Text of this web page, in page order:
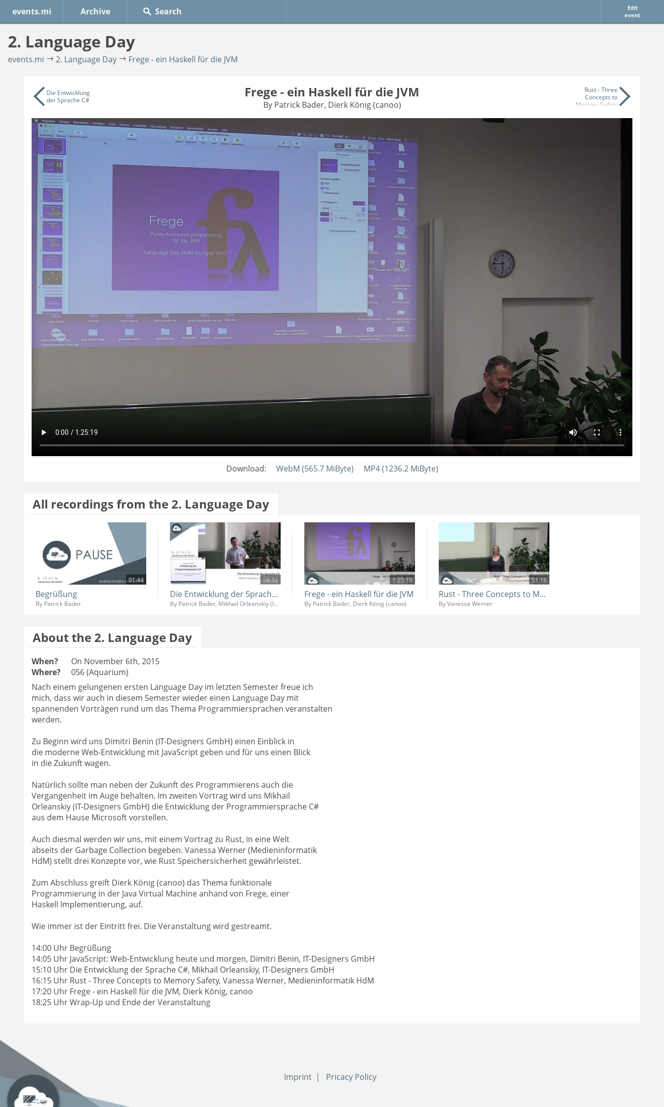
events.mi Archive
Edit
event
2. Language Day
events.mi 2. Language Day Frege - ein Haskell für die JVM
Frege - ein Haskell für die JVM
By Patrick Bader, Dierk König (canoo)
Download: WebM (565.7 MiByte) MP4 (1236.2 MiByte)
Die Entwicklung
der Sprache C#
Rust - Three
Concepts to
Memory Safety
All recordings from the 2. Language Day
01:44
Begrüßung
By Patrick Bader
58:32
Die Entwicklung der Sprache C#
By Patrick Bader, Mikhail Orleanskiy (IT-Designers GmbH)
1:25:19
Frege - ein Haskell für die JVM
By Patrick Bader, Dierk König (canoo)
51:16
Rust - Three Concepts to Memory Safety
By Vanessa Werner
About the 2. Language Day
When?
On November 6th, 2015
Where?
056 (Aquarium)
Nach einem gelungenen ersten Language Day im letzten Semester freue ich
mich, dass wir auch in diesem Semester wieder einen Language Day mit
spannenden Vorträgen rund um das Thema Programmiersprachen veranstalten
werden.
Zu Beginn wird uns Dimitri Benin (IT-Designers GmbH) einen Einblick in
die moderne Web-Entwicklung mit JavaScript geben und für uns einen Blick
in die Zukunft wagen.
Natürlich sollte man neben der Zukunft des Programmierens auch die
Vergangenheit im Auge behalten. Im zweiten Vortrag wird uns Mikhail
Orleanskiy (IT-Designers GmbH) die Entwicklung der Programmiersprache C#
aus dem Hause Microsoft vorstellen.
Auch diesmal werden wir uns, mit einem Vortrag zu Rust, in eine Welt
abseits der Garbage Collection begeben. Vanessa Werner (Medieninformatik
HdM) stellt drei Konzepte vor, wie Rust Speichersicherheit gewährleistet.
Zum Abschluss greift Dierk König (canoo) das Thema funktionale
Programmierung in der Java Virtual Machine anhand von Frege, einer
Haskell Implementierung, auf.
Wie immer ist der Eintritt frei. Die Veranstaltung wird gestreamt.
14:00 Uhr Begrüßung
14:05 Uhr JavaScript: Web-Entwicklung heute und morgen, Dimitri Benin, IT-Designers GmbH
15:10 Uhr Die Entwicklung der Sprache C#, Mikhail Orleanskiy, IT-Designers GmbH
16:15 Uhr Rust - Three Concepts to Memory Safety, Vanessa Werner, Medieninformatik HdM
17:20 Uhr Frege - ein Haskell für die JVM, Dierk König, canoo
18:25 Uhr Wrap-Up und Ende der Veranstaltung
Imprint Pricacy Policy